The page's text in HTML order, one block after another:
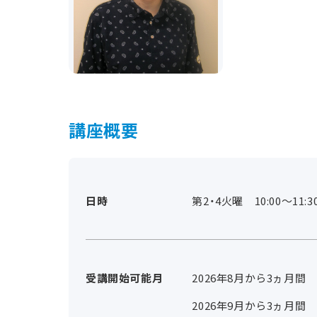
講座概要
日時 第2・4火曜 10:00～
受講開始可能月
2026年8月から3ヵ月間
2026年9月から3ヵ月間